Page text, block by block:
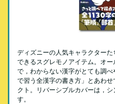
ディズニーの人気キャラクター
できるスグレモノアイテム。オ
で，わからない漢字がとても調
で習う全漢字の書き方」とあわ
クト。リバーシブルカバーは，
す。